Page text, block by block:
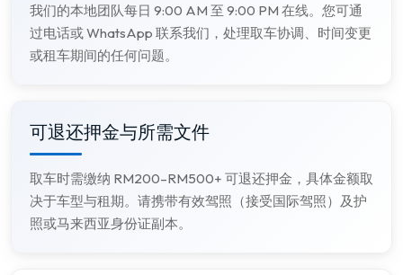
我们的本地团队每日 9:00 AM 至 9:00 PM 在线。您可通
过电话或 WhatsApp 联系我们，处理取车协调、时间变更
或租车期间的任何问题。
可退还押金与所需文件
取车时需缴纳 RM200–RM500+ 可退还押金，具体金额取
决于车型与租期。请携带有效驾照（接受国际驾照）及护
照或马来西亚身份证副本。